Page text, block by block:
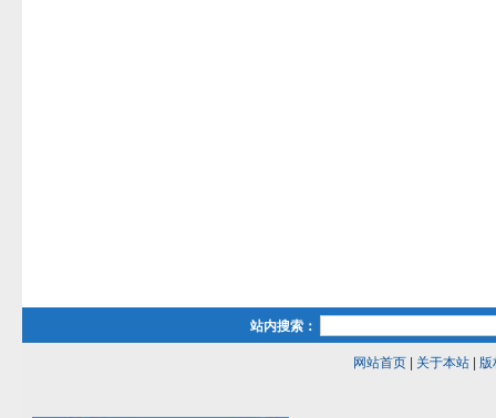
站内搜索：
网站首页| 关于本站| 版